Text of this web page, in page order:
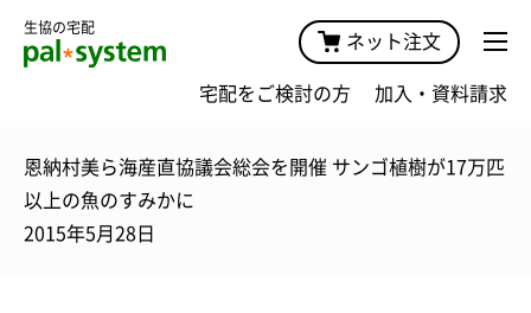
生協の宅配
ネット注文
宅配をご検討の方 加入・資料請求
恩納村美ら海産直協議会総会を開催 サンゴ植樹が17万匹
以上の魚のすみかに
2015年5月28日